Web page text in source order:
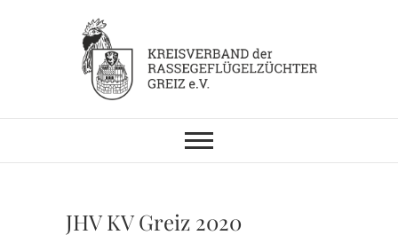
KV RGZ Greiz
JHV KV Greiz 2020